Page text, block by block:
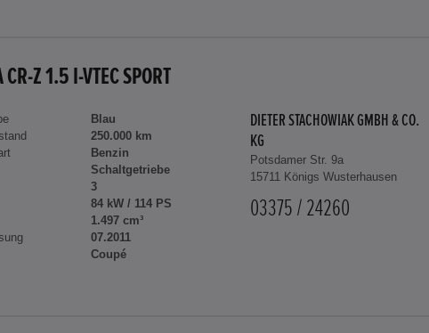
CR-Z 1.5 I-VTEC SPORT
Blau
250.000 km
Benzin
Schaltgetriebe
3
84 kW / 114 PS
1.497 cm³
07.2011
Coupé
DIETER STACHOWIAK GMBH & CO.
KG
Potsdamer Str. 9a
15711 Königs Wusterhausen
03375 / 24260